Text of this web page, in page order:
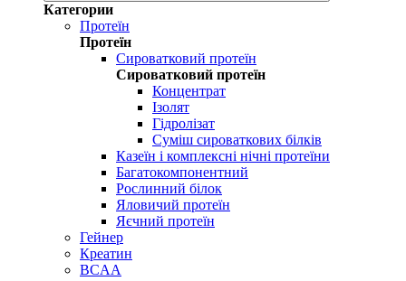
Категории
Протеїн
Протеїн
Сироватковий протеїн
Сироватковий протеїн
Концентрат
Ізолят
Гідролізат
Суміш сироваткових білків
Казеїн і комплексні нічні протеїни
Багатокомпонентний
Рослинний білок
Яловичий протеїн
Яєчний протеїн
Гейнер
Креатин
BCAA